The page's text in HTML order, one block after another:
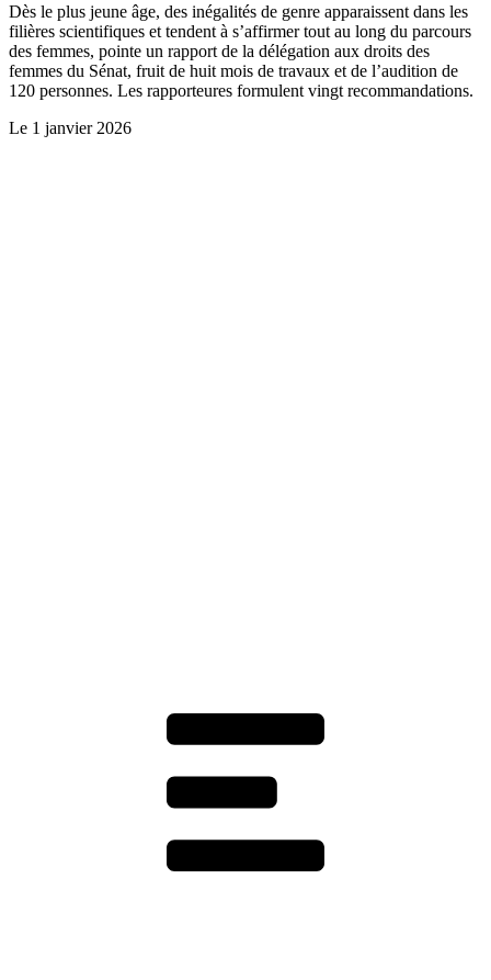
Dès le plus jeune âge, des inégalités de genre apparaissent dans les
filières scientifiques et tendent à s’affirmer tout au long du parcours
des femmes, pointe un rapport de la délégation aux droits des
femmes du Sénat, fruit de huit mois de travaux et de l’audition de
120 personnes. Les rapporteures formulent vingt recommandations.
Le 1 janvier 2026